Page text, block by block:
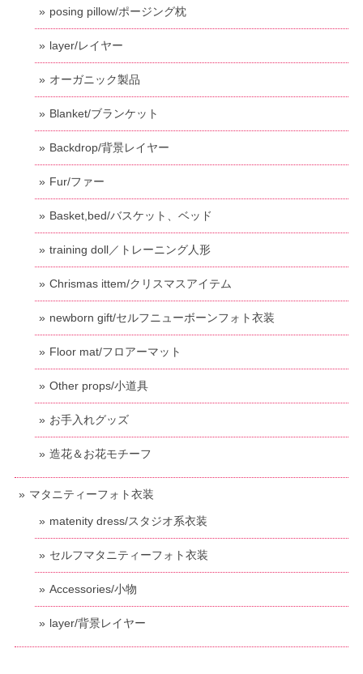
posing pillow/ポージング枕
layer/レイヤー
オーガニック製品
Blanket/ブランケット
Backdrop/背景レイヤー
Fur/ファー
Basket,bed/バスケット、ベッド
training doll／トレーニング人形
Chrismas ittem/クリスマスアイテム
newborn gift/セルフニューボーンフォト衣装
Floor mat/フロアーマット
Other props/小道具
お手入れグッズ
造花＆お花モチーフ
マタニティーフォト衣装
matenity dress/スタジオ系衣装
セルフマタニティーフォト衣装
Accessories/小物
layer/背景レイヤー